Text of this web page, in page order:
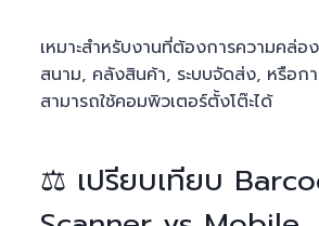
เหมาะสำหรับงานที่ต้องการความคล่อ
สนาม, คลังสินค้า, ระบบจัดส่ง, หรือก
สามารถใช้คอมพิวเตอร์ตั้งโต๊ะได้
⚖️ เปรียบเทียบ